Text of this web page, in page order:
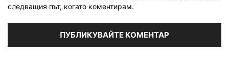
следващия път, когато коментирам.